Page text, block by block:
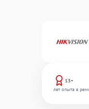
13+
лет опыта в